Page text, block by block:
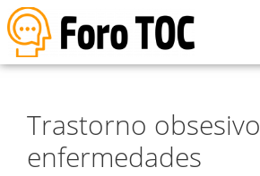
Trastorno obsesivo
enfermedades